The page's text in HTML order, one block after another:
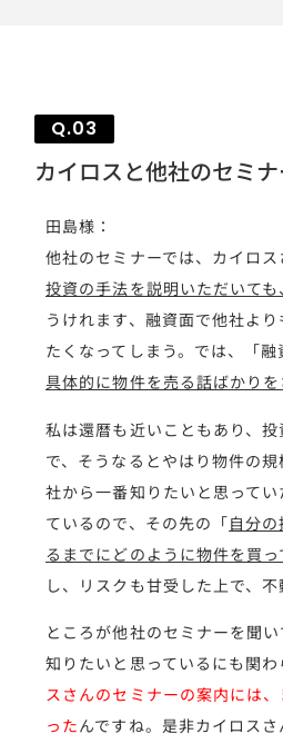
Q.03
カイロスと他社のセミ
田島様：
他社のセミナーでは、カイロ
投資の手法を説明いただいて
うけれます、融資面で他社よ
たくなってしまう。では、「
具体的に物件を売る話ばかり
私は還暦も近いこともあり、
で、そうなるとやはり物件の
社から一番知りたいと思って
ているので、その先の「自分
るまでにどのように物件を買
し、リスクも甘受した上で、
ところが他社のセミナーを聞
知りたいと思っているにも関
スさんのセミナーの案内には
ったんですね。是非カイロス